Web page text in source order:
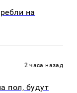
на
2 часа назад
пол, будут